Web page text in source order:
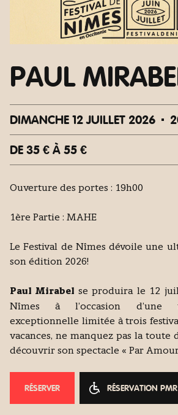
PAUL
DIMANCHE 12 JUILLET 2026
DE 35 € À 55 €
Ouverture des portes : 19h00
1ère Partie : MAHE
LeFestival de Nîmes dévoile une
son édition 2026!
Paul Mirabel se produira le 12
Nîmes à l’occasion d’une
exceptionnelle limitée à trois
vacances, ne manquez pas la toute
découvrir son spectacle « Par
RÉSERVER RÉSERVATION PMR